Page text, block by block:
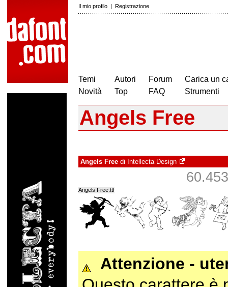
Il mio profilo | Registrazione
Temi
Novità
Autori
Top
Forum
FAQ
Carica un
Strumenti
Angels Free
Angels Free di Intellecta Design
Angels Free.ttf
Attenzione -